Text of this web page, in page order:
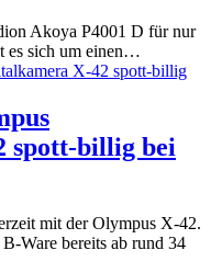
Akoya P4001 D für nur
es sich um einen…
spott-billig bei
mit der Olympus X-42.
Ware bereits ab rund 34